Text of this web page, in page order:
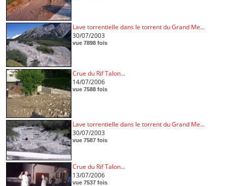
Lave torrentielle dans le torrent du Grand Me...
30/07/2003
vue 7898 fois
Crue du Rif Talon...
14/07/2006
vue 7588 fois
Lave torrentielle dans le torrent du Grand Me...
30/07/2003
vue 7587 fois
Crue du Rif Talon...
13/07/2006
vue 7537 fois